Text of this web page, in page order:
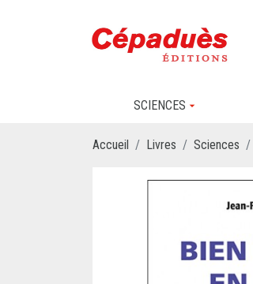
SCIENCES
Accueil Livres Sciences